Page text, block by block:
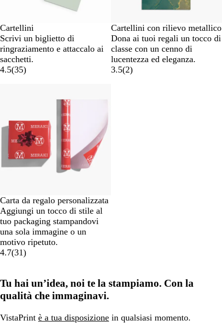
Cartellini
Scrivi un biglietto di
ringraziamento e attaccalo ai
sacchetti.
4.5(35)
Cartellini con rilievo metallico
Dona ai tuoi regali un tocco di
classe con un cenno di
lucentezza ed eleganza.
3.5(2)
Carta da regalo personalizzata
Aggiungi un tocco di stile al
tuo packaging stampandovi
una sola immagine o un
motivo ripetuto.
4.7(31)
Tu hai un’idea, noi te la stampiamo. Con la
qualità che immaginavi.
VistaPrint è a tua disposizione in qualsiasi momento.